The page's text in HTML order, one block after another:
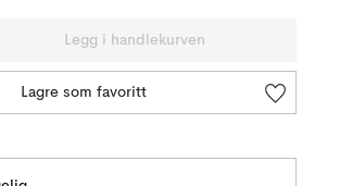
Legg i handlekurven
Lagre som favoritt